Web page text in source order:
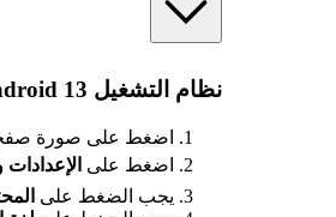
نظام التشغيل Android 13 والإصدارات الأحدث
اضغط على صورة
اضغط على الإعدادات
يجب الضغط على